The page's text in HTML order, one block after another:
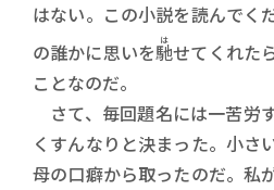
はない。この小説を読んでく
の誰かに思いを馳
は せてくれた
ことなのだ。
さて、毎回題名には一苦労
くすんなりと決まった。小さ
母の口癖から取ったのだ。私